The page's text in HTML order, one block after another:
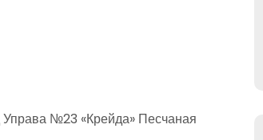
Управа №23 «Крейда» Песчаная